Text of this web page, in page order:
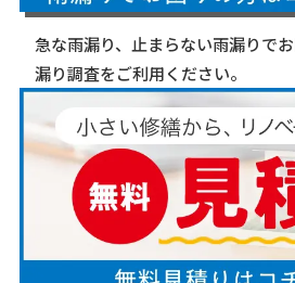
急な雨漏り、止まらない雨漏りで
漏り調査をご利用ください。